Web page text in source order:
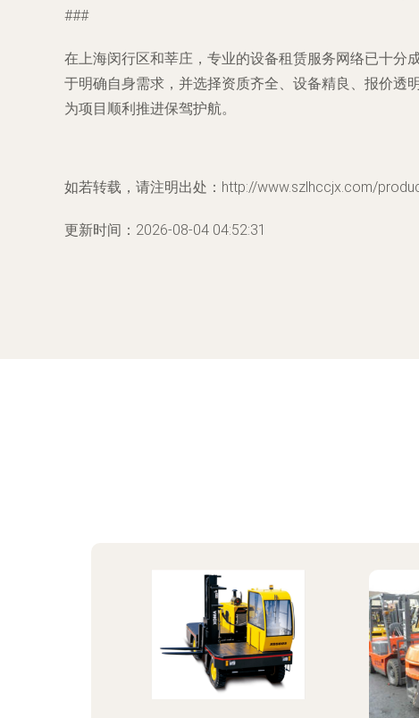
###
在上海闵行区和莘庄，专业的设备租赁服务网络已十分
于明确自身需求，并选择资质齐全、设备精良、报价透
为项目顺利推进保驾护航。
如若转载，请注明出处：http://www.szlhccjx.com/
更新时间：2026-08-04 04:52:31